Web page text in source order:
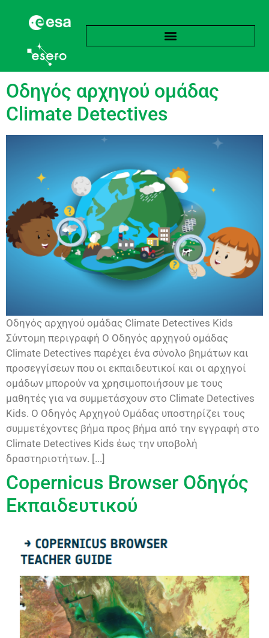
language:Αγγλικά
Οδηγός αρχηγού ομάδας
Climate Detectives
Οδηγός αρχηγού ομάδας Climate Detectives Kids
Σύντομη περιγραφή Ο Οδηγός αρχηγού ομάδας
Climate Detectives παρέχει ένα σύνολο βημάτων και
προσεγγίσεων που οι εκπαιδευτικοί και οι αρχηγοί
ομάδων μπορούν να χρησιμοποιήσουν με τους
μαθητές για να συμμετάσχουν στο Climate Detectives
Kids. Ο Οδηγός Αρχηγού Ομάδας υποστηρίζει τους
συμμετέχοντες βήμα προς βήμα από την εγγραφή στο
Climate Detectives Kids έως την υποβολή
δραστηριοτήτων. [...]
Copernicus Browser Οδηγός
Εκπαιδευτικού